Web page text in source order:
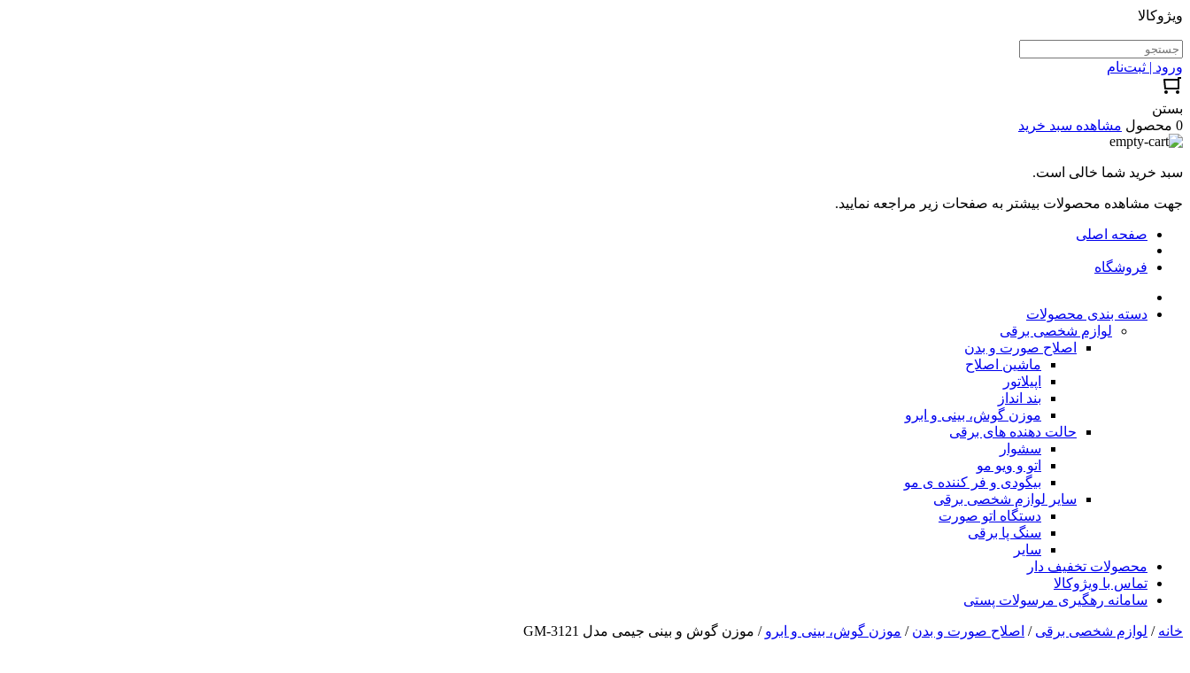
ویژوکالا
ورود | ثبت‌نام
بستن
0 محصول
مشاهده سبد خرید
سبد خرید شما خالی است.
جهت مشاهده محصولات بیشتر به صفحات زیر مراجعه نمایید.
صفحه اصلی
فروشگاه
دسته بندی محصولات
لوازم شخصی برقی
اصلاح صورت و بدن
ماشین اصلاح
اپیلاتور
بند انداز
موزن گوش، بینی و ابرو
حالت دهنده های برقی
سشوار
اتو و ویو مو
بیگودی و فر کننده ی مو
سایر لوازم شخصی برقی
دستگاه اتو صورت
سنگ پا برقی
سایر
محصولات تخفیف دار
تماس با ویژوکالا
سامانه رهگیری مرسولات پستی
خانه / لوازم شخصی برقی / اصلاح صورت و بدن / موزن گوش، بینی و ابرو / موزن گوش و بینی جیمی مدل GM-3121